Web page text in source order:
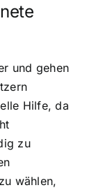
und gehen
Hilfe, da
zu
wählen,